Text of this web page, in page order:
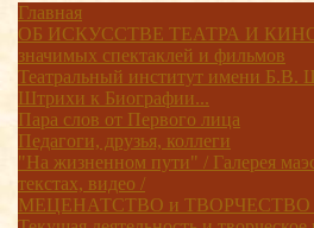
Главная
ОБ ИСКУССТВЕ ТЕАТРА И КИНО
значимых спектаклей и фильмов
Театральный институт имени Б.В.
Штрихи к Биографии...
Пара слов от Первого лица
Педагоги, друзья, коллеги
"На жизненном пути" / Галерея
текстах, видео /
МЕЦЕНАТСТВО и ТВОРЧЕСТВО